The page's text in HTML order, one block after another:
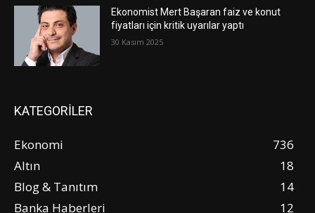
Ekonomist Mert Başaran faiz ve konut
fiyatları için kritik uyarılar yaptı
30 Kasım 2025
KATEGORİLER
Ekonomi
736
Altın
18
Blog & Tanıtım
14
Banka Haberleri
12